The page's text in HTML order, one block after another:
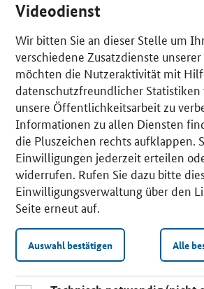
Videodienst
Wir bitten Sie an dieser Stelle um
verschiedene Zusatzdienste
möchten die Nutzeraktivität mit
datenschutzfreundlicher Statistiken
unsere Öffentlichkeitsarbeit zu
Informationen zu allen Diensten
die Pluszeichen rechts aufklappen.
Einwilligungen jederzeit erteilen
widerrufen. Rufen Sie dazu bitte
Einwilligungsverwaltung über den
Seite erneut auf.
Auswahl bestätigen Alle